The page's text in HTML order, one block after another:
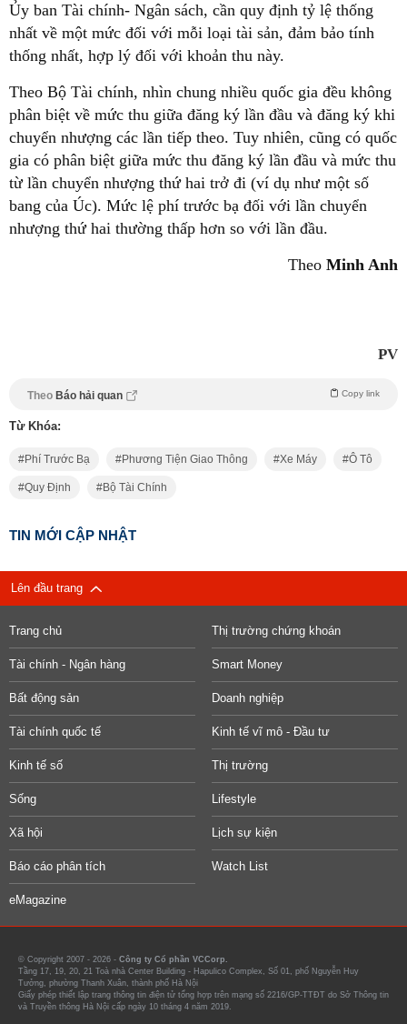
Ủy ban Tài chính- Ngân sách, cần quy định tỷ lệ thống
nhất về một mức đối với mỗi loại tài sản, đảm bảo tính
thống nhất, hợp lý đối với khoản thu này.
Theo Bộ Tài chính, nhìn chung nhiều quốc gia đều không
phân biệt về mức thu giữa đăng ký lần đầu và đăng ký khi
chuyển nhượng các lần tiếp theo. Tuy nhiên, cũng có quốc
gia có phân biệt giữa mức thu đăng ký lần đầu và mức thu
từ lần chuyển nhượng thứ hai trở đi (ví dụ như một số
bang của Úc). Mức lệ phí trước bạ đối với lần chuyển
nhượng thứ hai thường thấp hơn so với lần đầu.
Theo Minh Anh
PV
Theo Báo hải quan Copy link
Từ Khóa:
Phí Trước Bạ Phương Tiện Giao Thông Xe Máy Ô Tô
Quy Định Bộ Tài Chính
TIN MỚI CẬP NHẬT
Lên đầu trang
Trang chủ Thị trường chứng khoán
Tài chính - Ngân hàng Smart Money
Bất động sản Doanh nghiệp
Tài chính quốc tế Kinh tế vĩ mô - Đầu tư
Kinh tế số Thị trường
Sống Lifestyle
Xã hội Lịch sự kiện
Báo cáo phân tích Watch List
eMagazine
© Copyright 2007 - 2026 - Công ty Cổ phần VCCorp.
Tầng 17, 19, 20, 21 Toà nhà Center Building - Hapulico Complex, Số 01, phố Nguyễn Huy
Tưởng, phường Thanh Xuân, thành phố Hà Nội
Giấy phép thiết lập trang thông tin điện tử tổng hợp trên mạng số 2216/GP-TTĐT do Sở Thông tin
và Truyền thông Hà Nội cấp ngày 10 tháng 4 năm 2019.